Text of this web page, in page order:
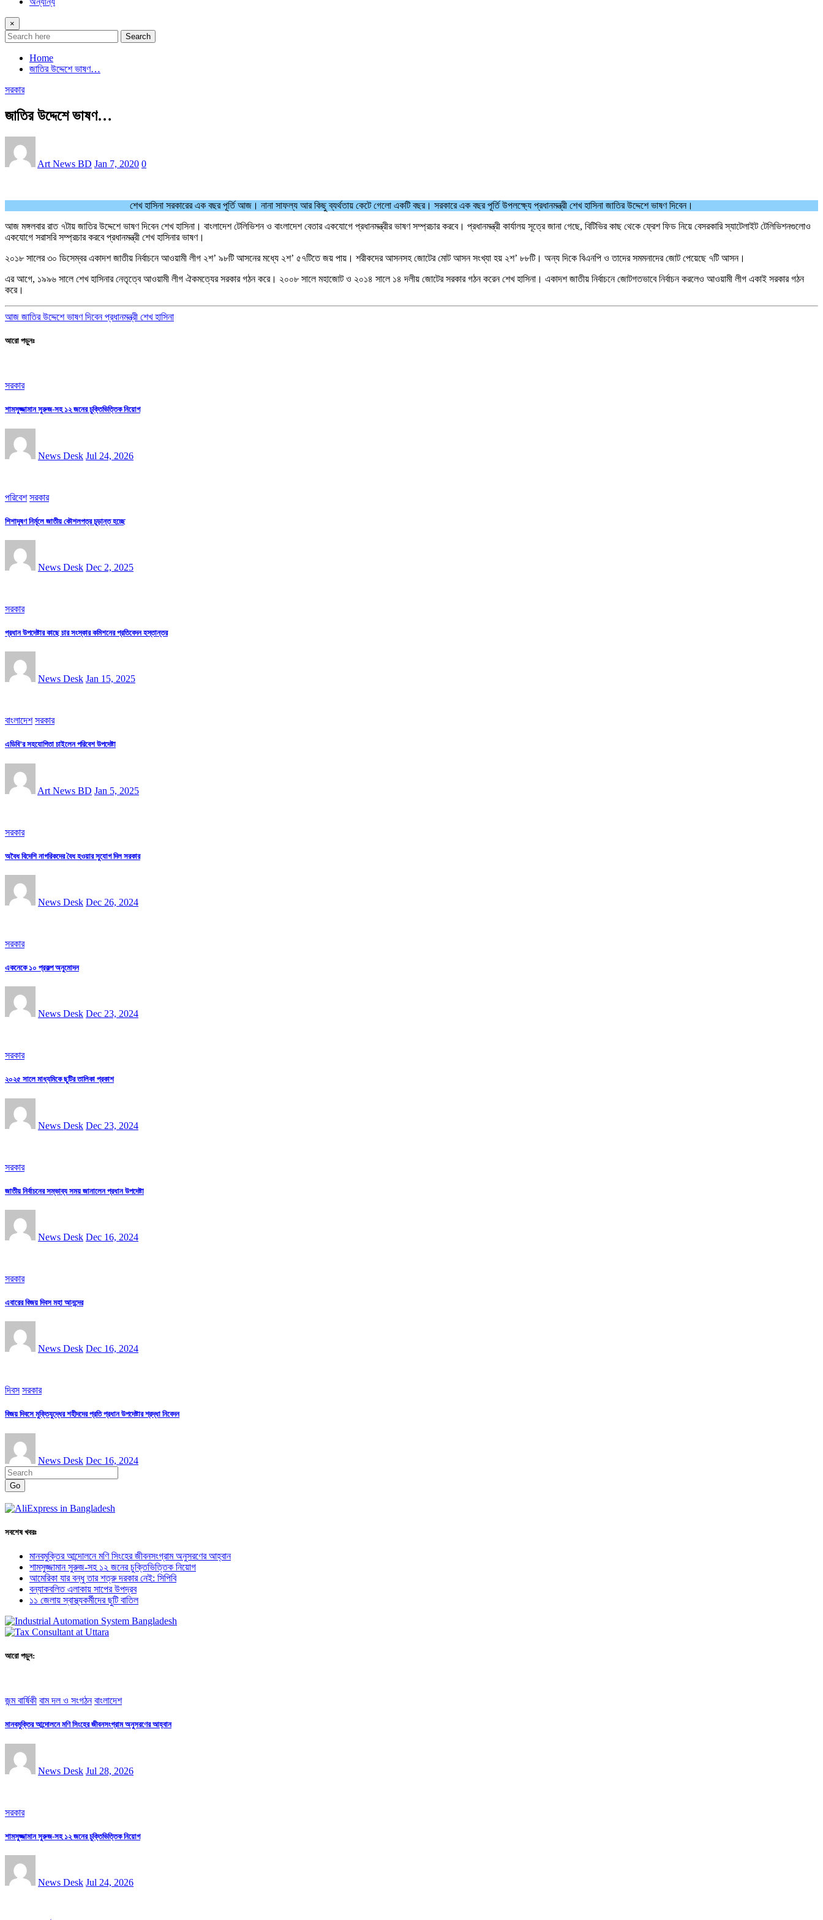
×
Search
Home
জাতির উদ্দেশে ভাষণ…
সরকার
জাতির উদ্দেশে ভাষণ…
Art News BD Jan 7, 2020 0
শেখ হাসিনা সরকারের এক বছর পূর্তি আজ। নানা সাফল্য আর কিছু ব্যর্থতায় কেটে গেলো একটি বছর। সরকারে এক বছর পূর্তি উপলক্ষ্যে প্রধানমন্ত্রী শেখ হাসিনা জাতির উদ্দেশে ভাষণ দিবেন।
আজ মঙ্গলবার রাত ৭টায় জাতির উদ্দেশে ভাষণ দিবেন শেখ হাসিনা। বাংলাদেশ টেলিভিশন ও বাংলাদেশ বেতার একযোগে প্রধানমন্ত্রীর ভাষণ সম্প্রচার করবে। প্রধানমন্ত্রী কার্যালয় সূত্রে জানা গেছে, বিটিভির কাছ থেকে ফ্রেশ ফিড নিয়ে বেসরকারি স্যাটেলাইট টেলিভিশনগুলোও
একযোগে সরাসরি সম্প্রচার করবে প্রধানমন্ত্রী শেখ হাসিনার ভাষণ।
২০১৮ সালের ৩০ ডিসেম্বর একাদশ জাতীয় নির্বাচনে আওয়ামী লীগ ২শ’ ৯৮টি আসনের মধ্যে ২শ’ ৫৭টিতে জয় পায়। শরীকদের আসনসহ জোটের মোট আসন সংখ্যা হয় ২শ’ ৮৮টি। অন্য দিকে বিএনপি ও তাদের সমমনাদের জোট পেয়েছে ৭টি আসন।
এর আগে, ১৯৯৬ সালে শেখ হাসিনার নেতৃত্বে আওয়ামী লীগ ঐকমত্যের সরকার গঠন করে। ২০০৮ সালে মহাজোট ও ২০১৪ সালে ১৪ দলীয় জোটের সরকার গঠন করেন শেখ হাসিনা। একাদশ জাতীয় নির্বাচনে জোটগতভাবে নির্বাচন করলেও আওয়ামী লীগ একাই সরকার গঠন
করে।
আজ জাতির উদ্দেশে ভাষণ দিবেন প্রধানমন্ত্রী শেখ হাসিনা
আরো পড়ুনঃ
সরকার
শামসুজ্জামান সুরুজ-সহ ১২ জনের চুক্তিভিত্তিক নিয়োগ
News Desk Jul 24, 2026
পরিবেশ সরকার
শিশাদূষণ নির্মূলে জাতীয় কৌশলপত্র চূড়ান্ত হচ্ছে
News Desk Dec 2, 2025
সরকার
প্রধান উপদেষ্টার কাছে চার সংস্কার কমিশনের প্রতিবেদন হস্তান্তর
News Desk Jan 15, 2025
বাংলাদেশ সরকার
এডিবি’র সহযোগিতা চাইলেন পরিবেশ উপদেষ্টা
Art News BD Jan 5, 2025
সরকার
অবৈধ বিদেশি নাগরিকদের বৈধ হওয়ার সুযোগ দিল সরকার
News Desk Dec 26, 2024
সরকার
একনেকে ১০ প্রকল্প অনুমোদন
News Desk Dec 23, 2024
সরকার
২০২৫ সালে মাধ্যমিকে ছুটির তালিকা প্রকাশ
News Desk Dec 23, 2024
সরকার
জাতীয় নির্বাচনের সম্ভাব্য সময় জানালেন প্রধান উপদেষ্টা
News Desk Dec 16, 2024
সরকার
এবারের বিজয় দিবস মহা আনন্দের
News Desk Dec 16, 2024
দিবস সরকার
বিজয় দিবসে মুক্তিযুদ্ধের শহীদদের প্রতি প্রধান উপদেষ্টার শ্রদ্ধা নিবেদন
News Desk Dec 16, 2024
Go
সবশেষ খবরঃ
মানবমুক্তির আন্দোলনে মণি সিংহের জীবনসংগ্রাম অনুসরণের আহ্বান
শামসুজ্জামান সুরুজ-সহ ১২ জনের চুক্তিভিত্তিক নিয়োগ
আমেরিকা যার বন্ধু তার শত্রু দরকার নেই: সিপিবি
বন্যাকবলিত এলাকায় সাপের উপদ্রব
১১ জেলায় স্বাস্থ্যকর্মীদের ছুটি বাতিল
আরো পড়ুন:
জন্ম বার্ষিকী বাম দল ও সংগঠন বাংলাদেশ
মানবমুক্তির আন্দোলনে মণি সিংহের জীবনসংগ্রাম অনুসরণের আহ্বান
News Desk Jul 28, 2026
সরকার
শামসুজ্জামান সুরুজ-সহ ১২ জনের চুক্তিভিত্তিক নিয়োগ
News Desk Jul 24, 2026